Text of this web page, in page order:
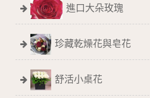
進口大朵玫瑰
珍藏乾燥花與皂花
舒活小桌花